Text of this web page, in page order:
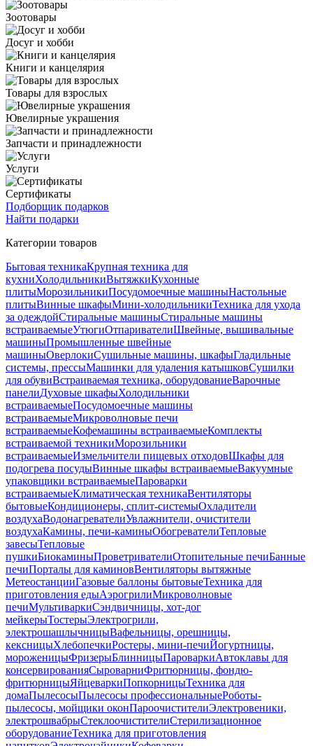
Зоотовары
Досуг и хобби
Книги и канцелярия
Товары для взрослых
Ювелирные украшения
Запчасти и принадлежности
Услуги
Сертификаты
Подборщик подарков
Найти подарки
Категории товаров
Бытовая техникаКрупная техника для
кухниХолодильникиВытяжкиКухонные
плитыМорозильникиПосудомоечные машиныНастольные
плитыВинные шкафыМини-холодильникиТехника для ухода
за одеждойСтиральные машиныСтиральные машины
встраиваемыеУтюгиОтпаривателиШвейные, вышивальные
машиныПромышленные швейные
машиныОверлокиСушильные машины, шкафыГладильные
системы, прессыМашинки для удаления катышковСушилки
для обувиВстраиваемая техника, оборудованиеВарочные
панелиДуховые шкафыХолодильники
встраиваемыеПосудомоечные машины
встраиваемыеМикроволновые печи
встраиваемыеКофемашины встраиваемыеКомплекты
встраиваемой техникиМорозильники
встраиваемыеИзмельчители пищевых отходовШкафы для
подогрева посудыВинные шкафы встраиваемыеВакуумные
упаковщики встраиваемыеПароварки
встраиваемыеКлиматическая техникаВентиляторы
бытовыеКондиционеры, сплит-системыОхладители
воздухаВодонагревателиУвлажнители, очистители
воздухаКамины, печи-каминыОбогревателиТепловые
завесыТепловые
пушкиБиокаминыПроветривателиОтопительные печиБанные
печиПорталы для каминовВентиляторы вытяжные
МетеостанцииГазовые баллоны бытовыеТехника для
приготовления едыАэрогрилиМикроволновые
печиМультиваркиСэндвичницы, хот-дог
мейкерыТостерыЭлектрогрили,
электрошашлычницыВафельницы, орешницы,
кексницыХлебопечкиРостеры, мини-печиЙогуртницы,
мороженицыФризерыБлинницыПароваркиАвтоклавы для
консервированияСыроварниФритюрницы, фондю-
фритюрницыЯйцеваркиПопкорницыТехника для
домаПылесосыПылесосы профессиональныеРоботы-
пылесосы, мойщики оконПароочистителиЭлектровеники,
электрошвабрыСтеклоочистителиСтерилизационное
оборудованиеТехника для приготовления